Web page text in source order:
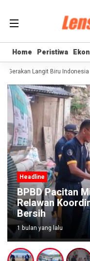
Home Peristiwa
Home Peristiwa
Gerakan Langit Biru Indonesia
Headline
BPBD Pacitan
Relawan
Bersih
1 bulan yang lalu